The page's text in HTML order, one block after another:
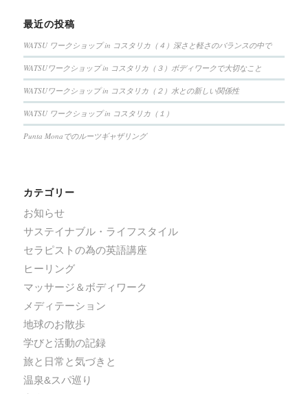
最近の投稿
WATSU ワークショップ in コスタリカ（４）深さと軽さのバランスの中で
WATSUワークショップ in コスタリカ（３）ボディワークで大切なこと
WATSUワークショップ in コスタリカ（２）水との新しい関係性
WATSU ワークショップ in コスタリカ（１）
Punta Monaでのルーツギャザリング
カテゴリー
お知らせ
サステイナブル・ライフスタイル
セラピストの為の英語講座
ヒーリング
マッサージ＆ボディワーク
メディテーション
地球のお散歩
学びと活動の記録
旅と日常と気づきと
温泉&スパ巡り